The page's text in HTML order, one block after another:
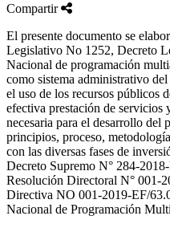
Compartir
El presente documento se
Legislativo No 1252, Decreto
Nacional de programación
como sistema administrativo
el uso de los recursos públicos
efectiva prestación de servicios
necesaria para el desarrollo del
principios, proceso,
con las diversas fases de
Decreto Supremo N° 284-
Resolución Directoral N° 001-
Directiva NO 001-2019-EF/
Nacional de Programación